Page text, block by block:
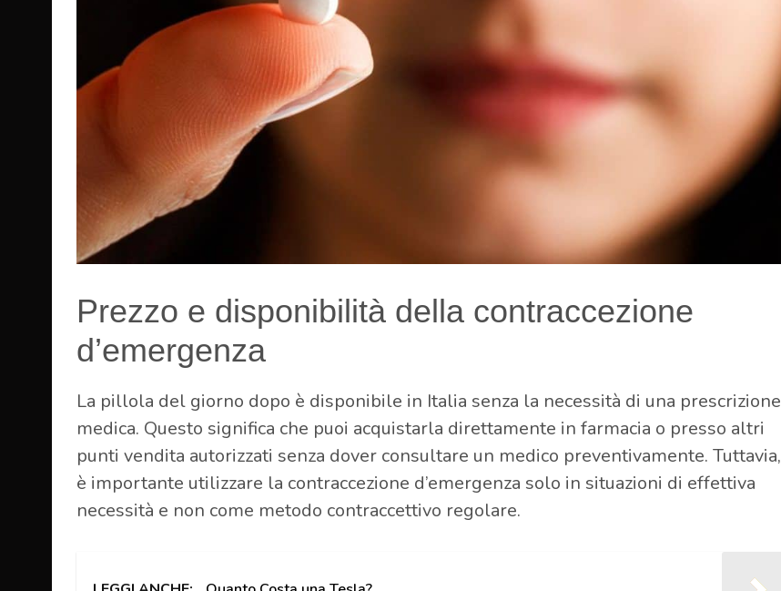
Prezzo e disponibilità della contraccezione
d’emergenza
La pillola del giorno dopo è disponibile in Italia senza la necessità di una prescrizione
medica. Questo significa che puoi acquistarla direttamente in farmacia o presso altri
punti vendita autorizzati senza dover consultare un medico preventivamente. Tuttavia,
è importante utilizzare la contraccezione d’emergenza solo in situazioni di effettiva
necessità e non come metodo contraccettivo regolare.